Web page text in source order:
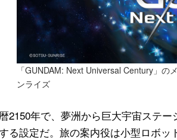
「GUNDAM: Next Universal Century」
ンライズ
2150年で、夢洲から巨大宇宙ステ
る設定だ。旅の案内役は小型ロボ